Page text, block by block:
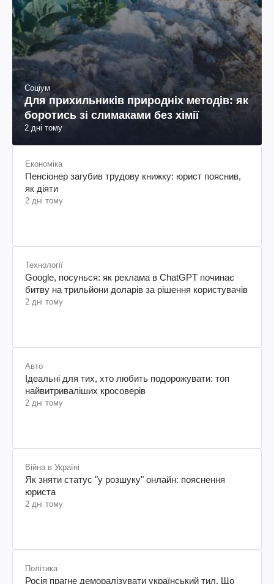
Соціум
Для прихильників природніх методів: як
боротись зі слимаками без хімії
2 дні тому
Економіка
Пенсіонер загубив трудову книжку: юрист пояснив,
як діяти
2 дні тому
Технології
Google, посунься: як реклама в ChatGPT починає
битву на трильйони доларів за рішення користувачів
2 дні тому
Авто
Ідеальні для тих, хто любить подорожувати: топ
найвитриваліших кросоверів
2 дні тому
Війна в Україні
Як зняти статус "у розшуку" онлайн: пояснення
юриста
2 дні тому
Політика
Росія прагне деморалізувати український тил. Що